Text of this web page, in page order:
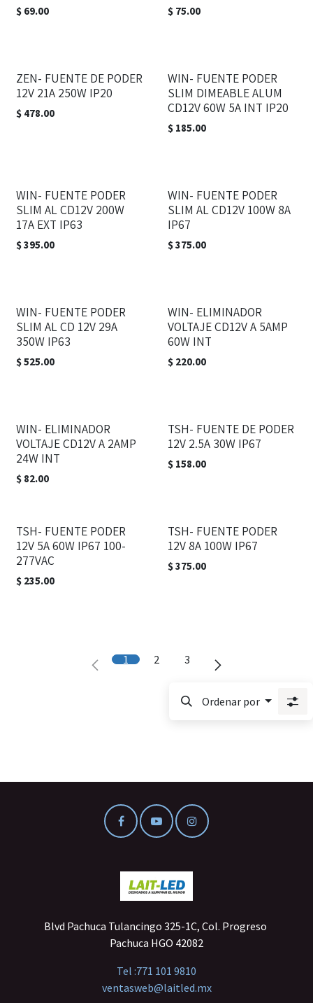
$ 69.00 $ 75.00
ZEN- FUENTE DE PODER
12V 21A 250W IP20
$ 478.00
WIN- FUENTE PODER
SLIM DIMEABLE ALUM
CD12V 60W 5A INT IP20
$ 185.00
WIN- FUENTE PODER
SLIM AL CD12V 200W
17A EXT IP63
$395.00
WIN- FUENTE PODER
SLIM AL CD12V 100W 8A
IP67
$375.00
WIN- FUENTE PODER
SLIM AL CD 12V 29A
350W IP63
$525.00
WIN- ELIMINADOR
VOLTAJE CD12V A 5AMP
60W INT
$ 220.00
WIN- ELIMINADOR
VOLTAJE CD12V A 2AMP
24W INT
$ 82.00
TSH- FUENTE DE PODER
12V 2.5A 30W IP67
$ 158.00
TSH- FUENTE PODER
12V 5A 60W IP67 100-
277VAC
$ 235.00
TSH- FUENTE PODER
12V 8A 100W IP67
$375.00
1 2 3
Ordenar por
Blvd Pachuca Tulancingo 325-1C, Col. Progreso
Pachuca HGO 42082
Tel :771 101 9810
ventasweb@laitled.mx